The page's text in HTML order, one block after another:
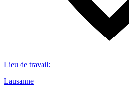
Lieu de travail:
Lausanne